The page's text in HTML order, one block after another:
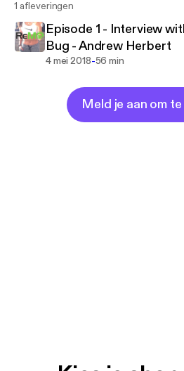
listeners, and even some
implement in their daily life to
productive, and rewarding
1 afleveringen
Episode 1 - Interview
Bug - Andrew Herbert
4 mei 2018-56 min
Meld je aan om